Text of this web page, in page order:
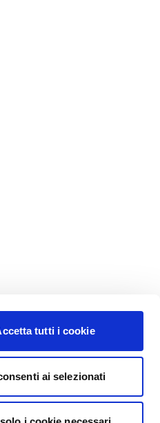
tutti i cookie
ai selezionati